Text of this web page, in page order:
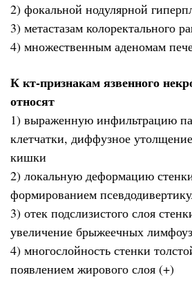
2) фокальной нодулярной
3) метастазам колоректального
4) множественным аденомам
К кт-признакам язвенного
относят
1) выраженную инфильтрацию
клетчатки, диффузное
кишки
2) локальную деформацию
формированием
3) отек подслизистого слоя
увеличение брыжеечных
4) многослойность стенки
появлением жирового слоя (+)